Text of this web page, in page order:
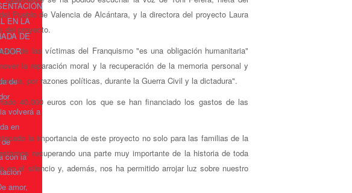
EN LA
DE
de
volverá a
en
con la
amor,
Pueblo de Valencia de Alcántara, y la directora del proyecto Laura
del proyecto.
de las víctimas del Franquismo "es una obligación humanitaria"
la reparación moral y la recuperación de la memoria personal y
por razones políticas, durante la Guerra Civil y la dictadura".
40.000 euros con los que se han financiado los gastos de las
la importancia de este proyecto no solo para las familias de la
recuperando una parte muy importante de la historia de toda
en el silencio y, además, nos ha permitido arrojar luz sobre nuestro